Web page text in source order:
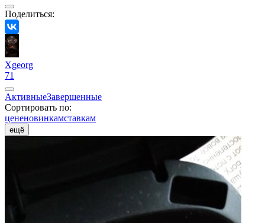
Поделиться:
Xgeorg
71
АктивныеЗавершенные
Сортировать по:
цененовинкамставкам
ещё